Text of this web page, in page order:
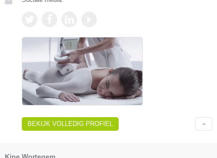
BEKIJK VOLLEDIG PROFIEL